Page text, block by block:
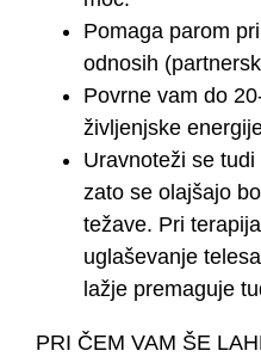
Pomaga parom
odnosih
Povrne vam do
življenjske
Uravnoteži se
zato se olajšajo
težave. Pri
uglaševanje
lažje premaguje
PRI ČEM VAM ŠE